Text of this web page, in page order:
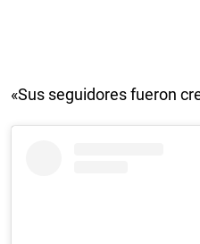
«Sus seguidores fueron